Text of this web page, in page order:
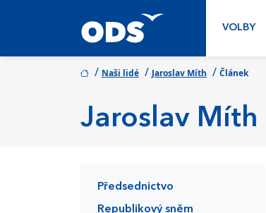
VOLBY
/ Naši lidé / Jaroslav Míth / Článek
Jaroslav Míth
Předsednictvo
Republikový sněm